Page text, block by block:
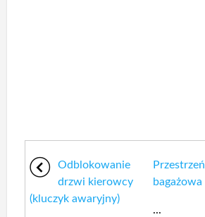
Odblokowanie
drzwi kierowcy
(kluczyk awaryjny)
Przestrzeń
bagażowa
...